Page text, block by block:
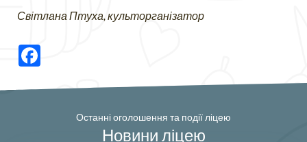
Світлана Птуха, культорганізатор
Останні оголошення та події ліцею
Новини ліцею